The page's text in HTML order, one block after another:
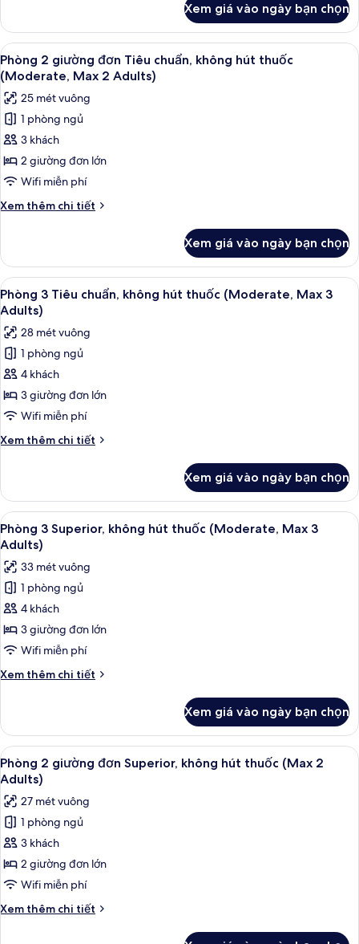
thuốc
(Moderate,
Max
2
Adults)
Phòng,
giường
cỡ
king,
không
hút
thuốc
(Moderate,
Max
Adults)
Xem giá vào ngày bạn chọn
Xem
tất
cả
ảnh
Phòng
2
giường
đơn
Tiêu
chuẩn,
hút
thuốc
(Moderate,
Max
2
Adults)
Phòng 2 giường đơn Tiêu chuẩn,
14
Phòng 2 giường đơn Tiêu chuẩn, không hút thuốc
(Moderate, Max 2 Adults)
25 mét vuông
1 phòng ngủ
3 khách
2 giường đơn lớn
Wifi miễn phí
Xem thêm chi tiết
Chi
Phòng
giường
đơn
chuẩn,
không
hút
thuốc
(Moderate,
Adults)
Xem giá vào ngày bạn chọn
Xem
tất
cả
ảnh
Phòng
3
Tiêu
chuẩn,
không
hút
(Moderate,
Max
3
Adults)
Phòng 3 Tiêu chuẩn, không hút
13
Phòng 3 Tiêu chuẩn, không hút thuốc (Moderate, Max 3
Adults)
28 mét vuông
1 phòng ngủ
4 khách
3 giường đơn lớn
Wifi miễn phí
Xem thêm chi tiết
Chi
Phòng
Tiêu
chuẩn,
hút
thuốc
(Moderate,
Max
3
Xem giá vào ngày bạn chọn
Xem
tất
cả
ảnh
Phòng
3
Superior,
không
hút
thuốc
Max
Adults)
Phòng 3 Superior, không hút thuốc
14
Phòng 3 Superior, không hút thuốc (Moderate, Max 3
Adults)
33 mét vuông
1 phòng ngủ
4 khách
3 giường đơn lớn
Wifi miễn phí
Xem thêm chi tiết
Chi
Phòng
Superior,
không
thuốc
(Moderate,
Max
3
Adults)
Xem giá vào ngày bạn chọn
Xem
tất
cả
ảnh
Phòng
2
giường
đơn
Superior,
không
Phòng 2 giường đơn Superior,
14
Phòng 2 giường đơn Superior, không hút thuốc (Max 2
Adults)
27 mét vuông
1 phòng ngủ
3 khách
2 giường đơn lớn
Wifi miễn phí
Xem thêm chi tiết
Chi